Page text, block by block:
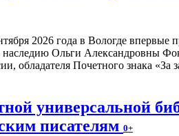
2026 года в Вологде
наследию Ольги Александровны
обладателя Почетного знака «За
универсальной
писателям 0+